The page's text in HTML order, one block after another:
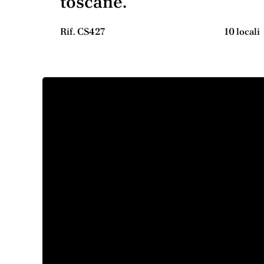
Rif. CS427 10 locali